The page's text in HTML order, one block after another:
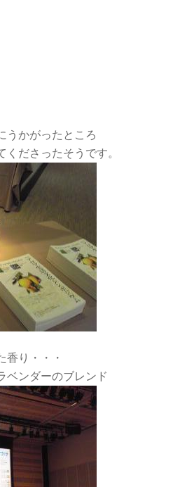
うかがったところ
ださったそうです。
香り・・・
ベンダーのブレンド